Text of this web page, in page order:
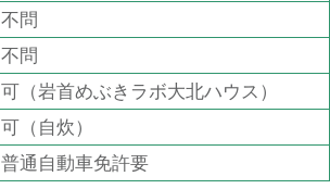
不問
不問
可（岩首めぶきラボ大北ハウス）
可（自炊）
普通自動車免許要